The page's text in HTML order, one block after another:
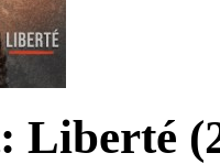
Liberté